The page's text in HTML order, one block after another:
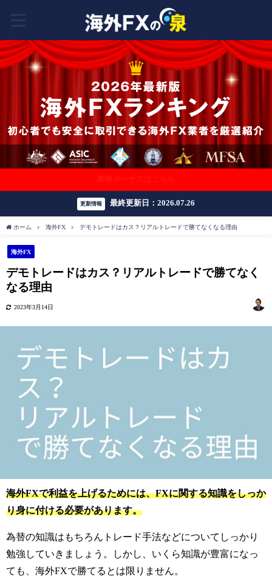
更新情報 最終更新日：2026.07.26
ホーム 海外FX デモトレードはカス？リアルトレードで勝てなくなる理由
海外FX
デモトレードはカス？リアルトレードで勝てなく
なる理由
2023年3月14日
海外FXで利益を上げるためには、FXに関する知識をしっか
り身に付ける必要があります。
為替の知識はもちろんトレード手法などについてしっかり
勉強していきましょう。
しかし、いくら知識が豊富になっ
ても、海外FXで勝てるとは限りません。